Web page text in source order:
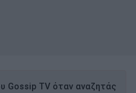
Gossip TV όταν αναζητάς